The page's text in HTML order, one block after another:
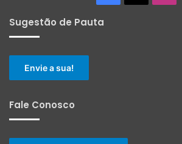
Sugestão de Pauta
Envie a sua!
Fale Conosco